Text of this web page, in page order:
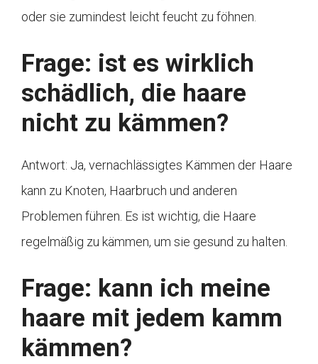
oder sie zumindest leicht feucht zu föhnen.
Frage: ist es wirklich
schädlich, die haare
nicht zu kämmen?
Antwort: Ja, vernachlässigtes Kämmen der Haare
kann zu Knoten, Haarbruch und anderen
Problemen führen. Es ist wichtig, die Haare
regelmäßig zu kämmen, um sie gesund zu halten.
Frage: kann ich meine
haare mit jedem kamm
kämmen?